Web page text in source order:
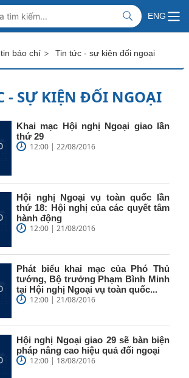
VIỆT NAM
AFFAIRS
ENG
báo chí > Tin tức - sự kiện đối ngoại
- SỰ KIỆN ĐỐI NGOẠI
Khai mạc Hội nghị Ngoại giao lần
thứ 29
12:00 | 22/08/2016
Hội nghị Ngoại vụ toàn quốc lần
thứ 18: Hội nghị của các quyết tâm
hành động
12:00 | 21/08/2016
Phát biểu khai mạc của Phó Thủ
tướng, Bộ trưởng Phạm Bình Minh
tại Hội nghị Ngoại vụ toàn quốc...
12:00 | 21/08/2016
Hội nghị Ngoại giao 29 sẽ bàn biện
pháp nâng cao hiệu quả đối ngoại
12:00 | 18/08/2016